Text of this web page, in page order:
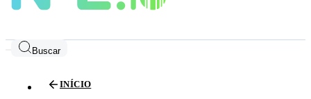
Buscar
INÍCIO